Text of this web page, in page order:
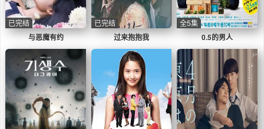
与恶魔有约
已完结
过来抱抱我
已完结
0.5的男人
全5集